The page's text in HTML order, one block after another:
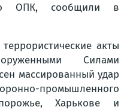
ОПК, сообщили в
акты
Силами
массированный удар
промышленного
Харькове и